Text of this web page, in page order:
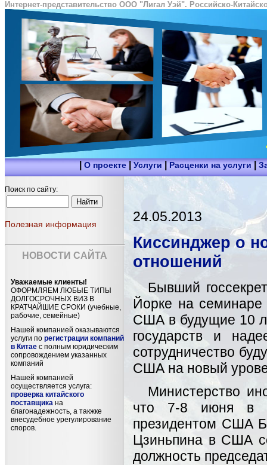
Интернет-представительство ООО "Лигал Уэй". Российско-
|О проекте|Услуги |Расценки на услуги|
Поиск по сайту:
Полезная информация
НОВОСТИ САЙТА
Уважаемые клиенты!
ОФОРМЛЯЕМ ЛЮБЫЕ ТИПЫ
ДОЛГОСРОЧНЫХ ВИЗ В
КРАТЧАЙШИЕ СРОКИ (учебные,
рабочие, семейные)
Нашей компанией оказываются
услуги по регистрации компаний
в Китае с полным юридическим
сопровождением указанных
компаний
Нашей компанией
осуществляется услуга:
проверка китайского
поставщика на
благонадежность, а такжке
внесудебное урегулирование
споров.
24.05.2013
Киссинджер о
отношений
Бывший
Йорке на семинаре
США в будущие 10
государств и
сотрудничество
США на новый
Министерство
что 7-8 июня в
президентом США
Цзиньпина в США
должность